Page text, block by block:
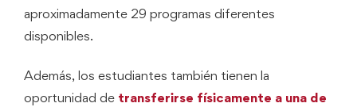
aproximadamente 29 programas diferentes
disponibles.
Además, los estudiantes también tienen la
oportunidad de transferirse físicamente a una de